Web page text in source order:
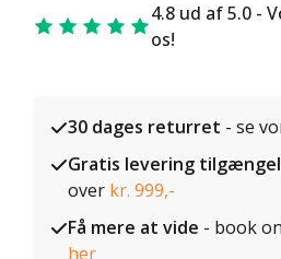
4.8 ud af 5.0 -
os!
30 dages returret - se
Gratis levering
over kr. 999,-
Få mere at vide - book
her